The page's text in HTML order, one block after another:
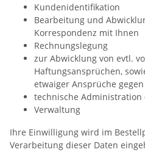
Kundenidentifikation
Bearbeitung und
Korrespondenz mit Ihnen
Rechnungslegung
zur Abwicklung von evtl.
Haftungsansprüchen,
etwaiger Ansprüche gegen
technische Administration
Verwaltung
Ihre Einwilligung wird im
Verarbeitung dieser Daten